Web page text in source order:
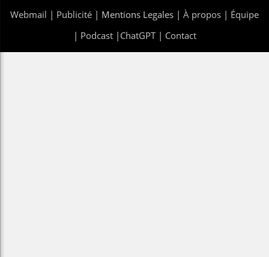
Webmail | Publicité | Mentions Legales | À propos | Équipe
| Podcast| ChatGPT| Contact